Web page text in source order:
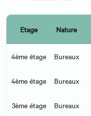
Etage Nature
4ème étage Bureaux
4ème étage
Bureaux
3ème étage
Bureaux